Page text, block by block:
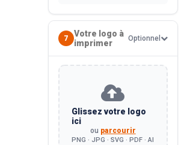
7
Votre logo à
imprimer
Optionnel
Glissez votre logo
ici
ou parcourir
PNG · JPG · SVG · PDF · AI